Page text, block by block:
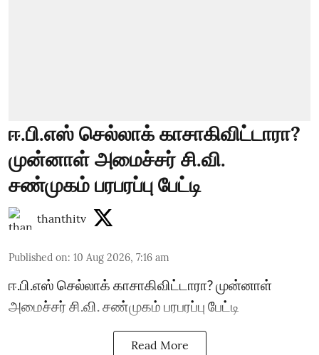
ஈ.பி.எஸ் செல்லாக் காசாகிவிட்டாரா?
முன்னாள் அமைச்சர் சி.வி.
சண்முகம் பரபரப்பு பேட்டி
thanthitv
Published on: 10 Aug 2026, 7:16 am
ஈ.பி.எஸ் செல்லாக் காசாகிவிட்டாரா? முன்னாள்
அமைச்சர் சி.வி. சண்முகம் பரபரப்பு பேட்டி
Read More